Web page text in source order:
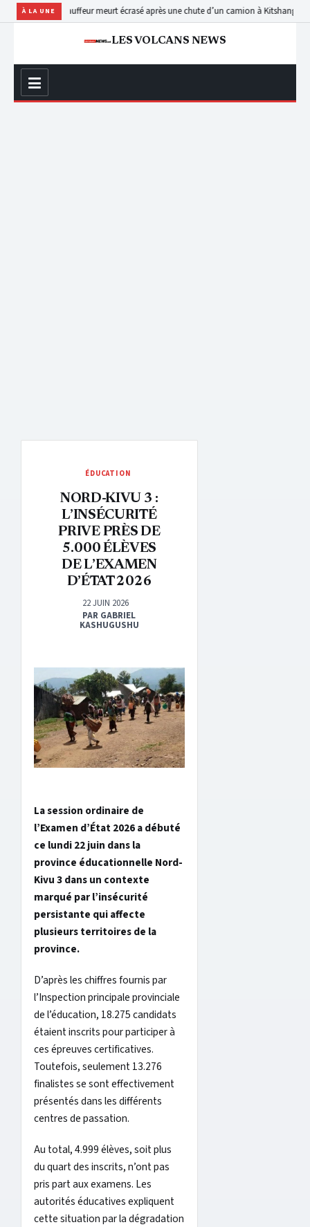
À LA UNE
aide-chauffeur meurt écrasé après une chute d’un camion à Kitshanga
LES VOLCANS NEWS
ÉDUCATION
NORD-KIVU 3 :
L’INSÉCURITÉ
PRIVE PRÈS DE
5.000 ÉLÈVES
DE L’EXAMEN
D’ÉTAT 2026
22 JUIN 2026
PAR GABRIEL
KASHUGUSHU
La session ordinaire de
l’Examen d’État 2026 a débuté
ce lundi 22 juin dans la
province éducationnelle Nord-
Kivu 3 dans un contexte
marqué par l’insécurité
persistante qui affecte
plusieurs territoires de la
province.
D’après les chiffres fournis par
l’Inspection principale provinciale
de l’éducation, 18.275 candidats
étaient inscrits pour participer à
ces épreuves certificatives.
Toutefois, seulement 13.276
finalistes se sont effectivement
présentés dans les différents
centres de passation.
Au total, 4.999 élèves, soit plus
du quart des inscrits, n’ont pas
pris part aux examens. Les
autorités éducatives expliquent
cette situation par la dégradation